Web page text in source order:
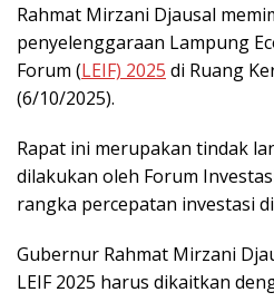
Rahmat Mirzani Djausal
penyelenggaraan Lampung
Forum (LEIF) 2025 di Ruang
(6/10/2025).
Rapat ini merupakan tindak
dilakukan oleh Forum
rangka percepatan investasi
Gubernur Rahmat Mirzani
LEIF 2025 harus dikaitkan